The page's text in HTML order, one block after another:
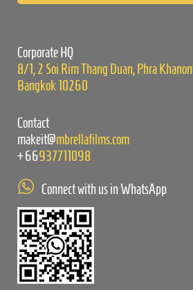
Corporate HQ
8/1, 2 Soi Rim Thang Duan, Phra
Bangkok 10260
Contact
makeit@mbrellafilms.com
+66937711098
Connect with us in WhatsApp